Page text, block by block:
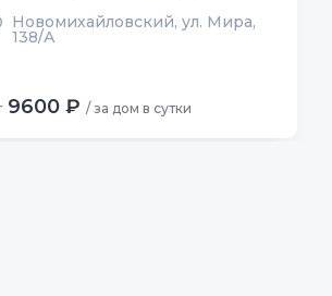
Новомихайловский, ул. Мира,
138/А
9600 ₽ / за дом в сутки